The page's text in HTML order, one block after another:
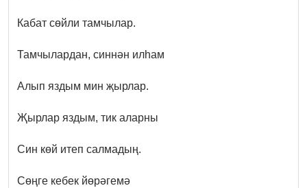
Кабат сөйли тамчылар.
Тамчылардан, синнән илһам
Алып яздым мин җырлар.
Җырлар яздым, тик аларны
Син көй итеп салмадың.
Сөңге кебек йөрәгемә